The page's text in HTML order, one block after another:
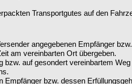
Transportgutes auf den
angegebenen Empfänger
am vereinbarten Ort übergeben.
bzw. auf gesondert vereinbartem
Empfänger bzw. dessen